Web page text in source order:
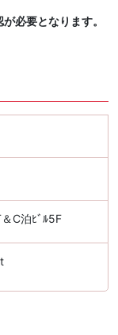
必要となります。
C泊ﾋﾞﾙ5F